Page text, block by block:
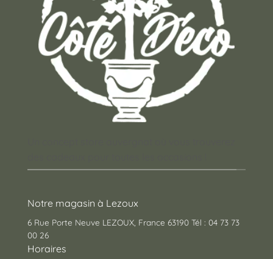
Notre magasin à Lezoux
6 Rue Porte Neuve LEZOUX, France 63190 Tél : 04 73 73
00 26
Horaires